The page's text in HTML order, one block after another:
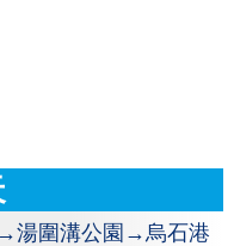
湯圍溝公園→烏石港